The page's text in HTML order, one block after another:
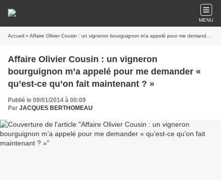
MENU
Accueil » Affaire Olivier Cousin : un vigneron bourguignon m’a appelé pour me demander « qu’est-ce qu’on fait maintenant ? »
Affaire Olivier Cousin : un vigneron
bourguignon m’a appelé pour me demander «
qu’est-ce qu’on fait maintenant ? »
Publié le 09/01/2014 à 00:09
Par JACQUES BERTHOMEAU